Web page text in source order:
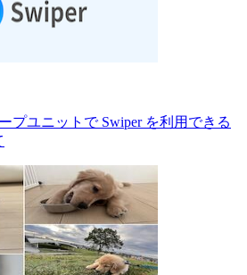
プユニットで Swiper を利用できる